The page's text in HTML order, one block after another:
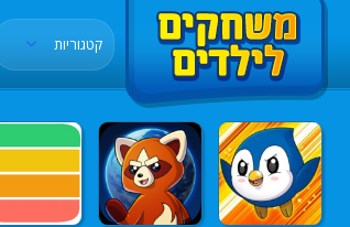
קטגוריות